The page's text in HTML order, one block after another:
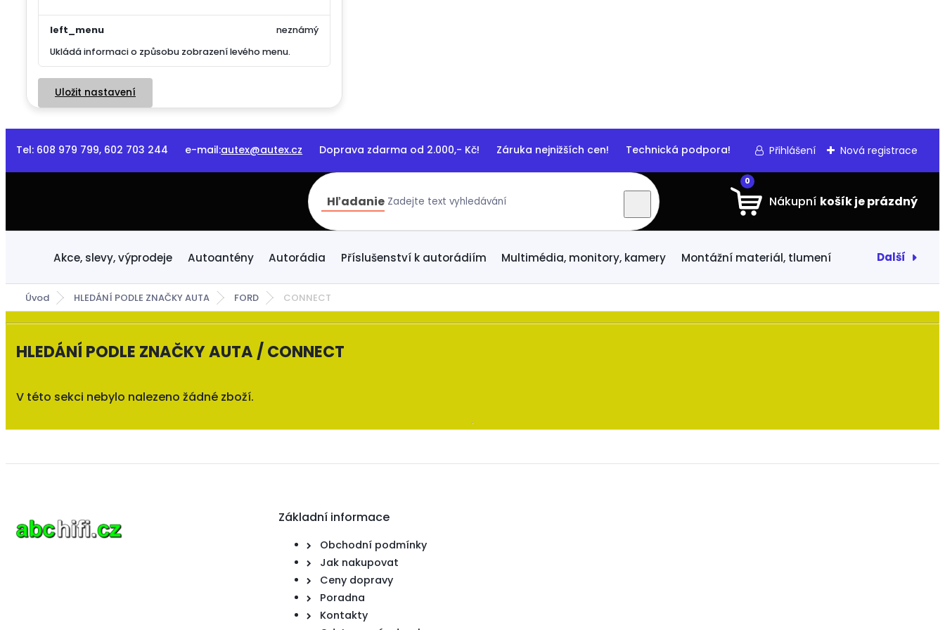
left_menu
Ukládá informaci o způsobu zobrazení levého menu.
neznámý
Uložit nastavení
Tel: 608 979 799, 602 703 244 e-mail:autex@autex.cz Doprava zdarma od 2.000,- Kč! Záruka nejnižších cen! Technická podpora! Přihlášení Nová registrace
Hľadanie
0
Akce, slevy, výprodeje Autoantény Autorádia Příslušenství k autorádiím Multimédia, monitory, kamery Montážní materiál, tlumení Další
Úvod HLEDÁNÍ PODLE ZNAČKY AUTA FORD CONNECT
HLEDÁNÍ PODLE ZNAČKY AUTA / CONNECT
V této sekci nebylo nalezeno žádné zboží.
Základní informace
Obchodní podmínky
Jak nakupovat
Ceny dopravy
Poradna
Kontakty